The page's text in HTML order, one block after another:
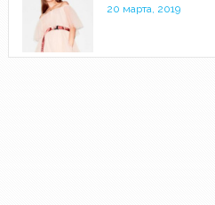
20 марта, 2019